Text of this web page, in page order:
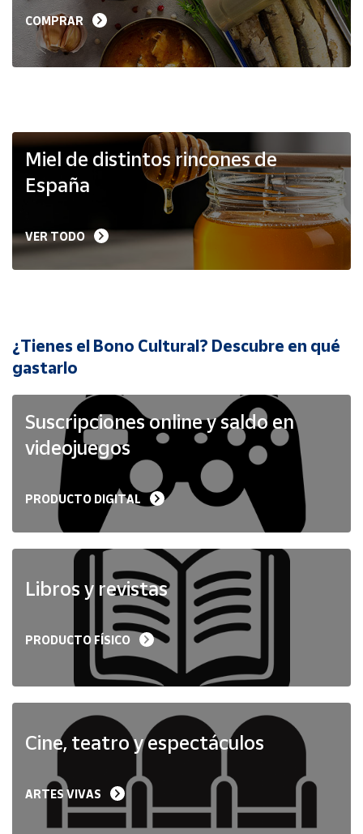
Ayuda
Vendedores
Mapa de
Hazte
vendedor
Cuenta
Ubicación
Península
Baleares
Melilla
COMPRAR
Miel de distintos rincones de
España
VER TODO
¿Tienes el Bono Cultural? Descubre en qué
gastarlo
Suscripciones online y saldo en
videojuegos
PRODUCTO DIGITAL
Libros y revistas
PRODUCTO FÍSICO
Cine, teatro y espectáculos
ARTES VIVAS